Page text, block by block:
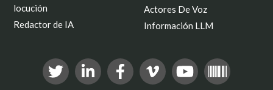
locución
Redactor de IA
Actores De Voz
Información LLM